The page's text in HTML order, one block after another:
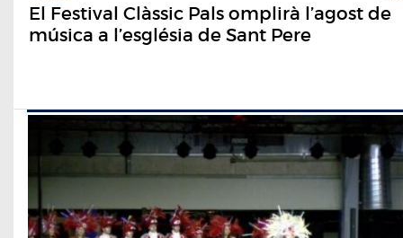
El Festival Clàssic Pals omplirà l’agost de
música a l’església de Sant Pere